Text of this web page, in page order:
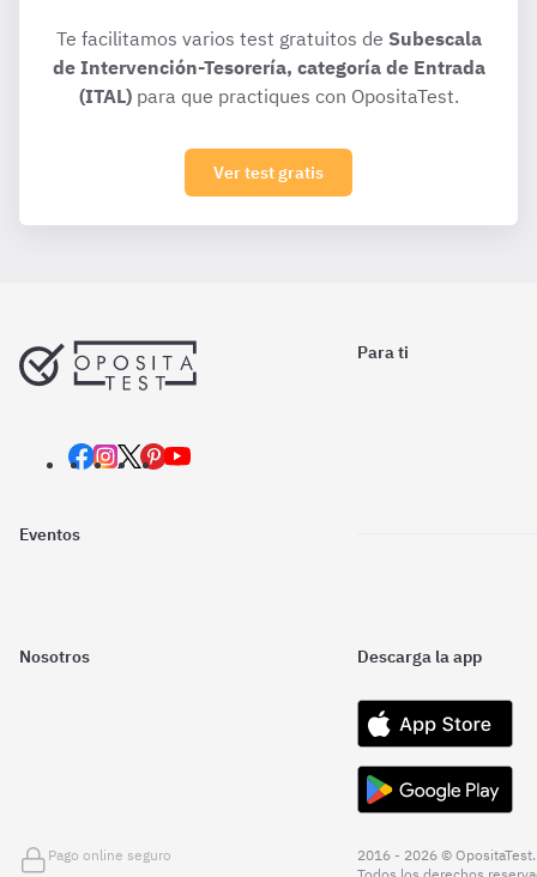
Te facilitamos varios test gratuitos de Subescala
de Intervención-Tesorería, categoría de Entrada
(ITAL)para que practiques con OpositaTest.
Ver test gratis
Para ti
Eventos
Nosotros Descarga la app
Pago online seguro
2016 - 2026 © OpositaTest.